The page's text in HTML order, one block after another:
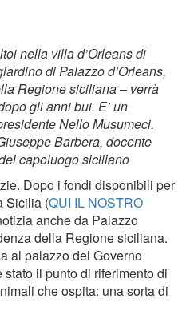
nella villa d’Orleans di
di Palazzo d’Orleans,
Regione siciliana – verrà
gli anni bui. E’ un
Nello Musumeci.
Barbera, docente
capoluogo siciliano
Dopo i fondi disponibili per
Sicilia (QUI IL NOSTRO
anche da Palazzo
della Regione siciliana.
al palazzo del Governo
il punto di riferimento di
che ospita: una sorta di